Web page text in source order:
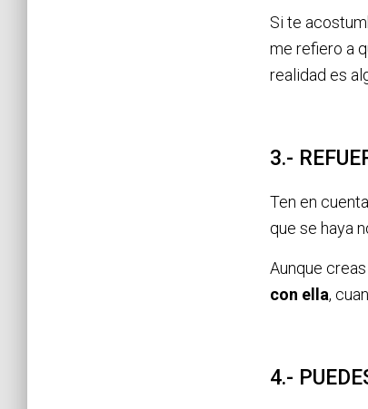
Si te
me refiero a
realidad es
3.-
Ten en
que se haya
Aunque
con ella,
4.-